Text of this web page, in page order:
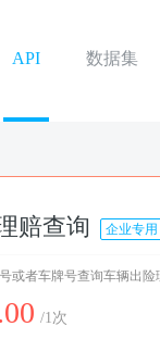
API 数据集
赔查询 企业专用
或者车牌号查询车辆出
/1次